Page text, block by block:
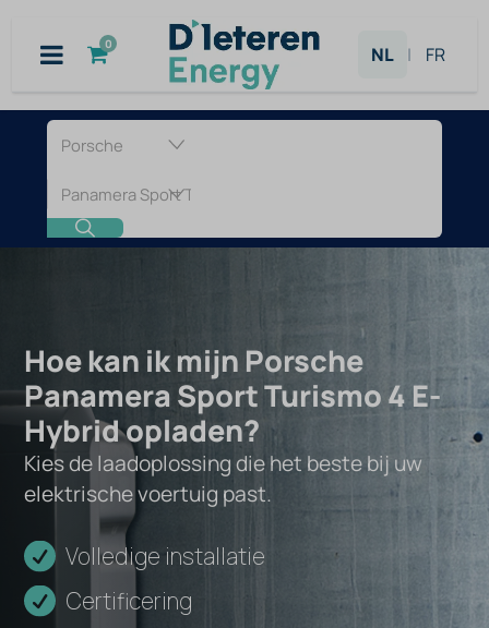
0 NL | FR
Laadpaal
voor
Porsche
Sport
Turismo
4
E-
Hybrid
Hoe kan ik mijn Porsche
Panamera Sport Turismo 4 E-
Hybrid opladen?
Kies de laadoplossing die het beste bij uw
elektrische voertuig past.
Volledige installatie
Certificering